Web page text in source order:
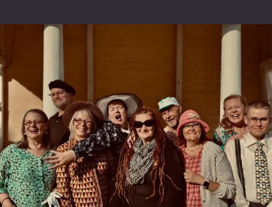
validointitarkoituksiin
jättää
koskemattomaksi.